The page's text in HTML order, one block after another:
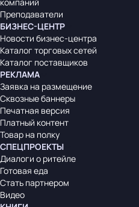
Преподаватели
БИЗНЕС-ЦЕНТР
Новости бизнес-центра
Каталог торговых сетей
Каталог поставщиков
РЕКЛАМА
Заявка на размещение
Сквозные баннеры
Печатная версия
Платный контент
Товар на полку
СПЕЦПРОЕКТЫ
Диалоги о ритейле
Готовая еда
Стать партнером
Видео